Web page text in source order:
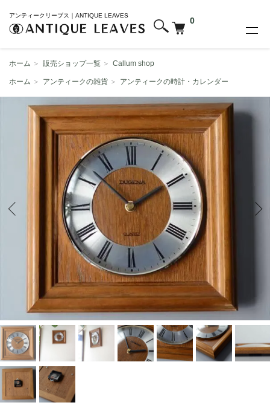
アンティークリーブス｜ANTIQUE LEAVES
0
ホーム ＞ 販売ショップ一覧 ＞ Callum shop
ホーム ＞ アンティークの雑貨 ＞ アンティークの時計・カレンダー